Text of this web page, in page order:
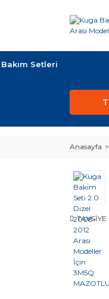
Bakım Setleri
Anasayfa
TAVSİYE